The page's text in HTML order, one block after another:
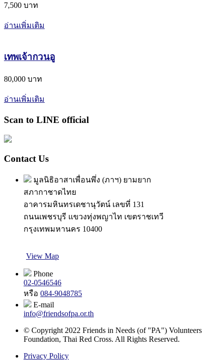
7,500 บาท
อ่านเพิ่มเติม
เทพเจ้ากวนอู
80,000 บาท
อ่านเพิ่มเติม
Scan to LINE official
Contact Us
มูลนิธิอาสาเพื่อนพึ่ง (ภาฯ) ยามยาก
สภากาชาดไทย
อาคารมหินทรเดชานุวัตน์ เลขที่ 131
ถนนเพชรบุรี แขวงทุ่งพญาไท เขตราชเทวี
กรุงเทพมหานคร 10400
View Map
Phone
02-0546546
หรือ 084-9048785
E-mail
info@friendsofpa.or.th
© Copyright 2022 Friends in Needs (of "PA") Volunteers
Foundation, Thai Red Cross. All Rights Reserved.
Privacy Policy